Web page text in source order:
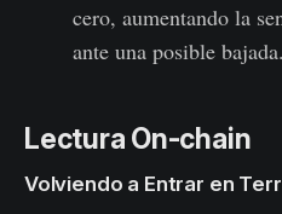
cero, aumentando la
ante una posible bajada.
Lectura On-chain
Volviendo a Entrar en